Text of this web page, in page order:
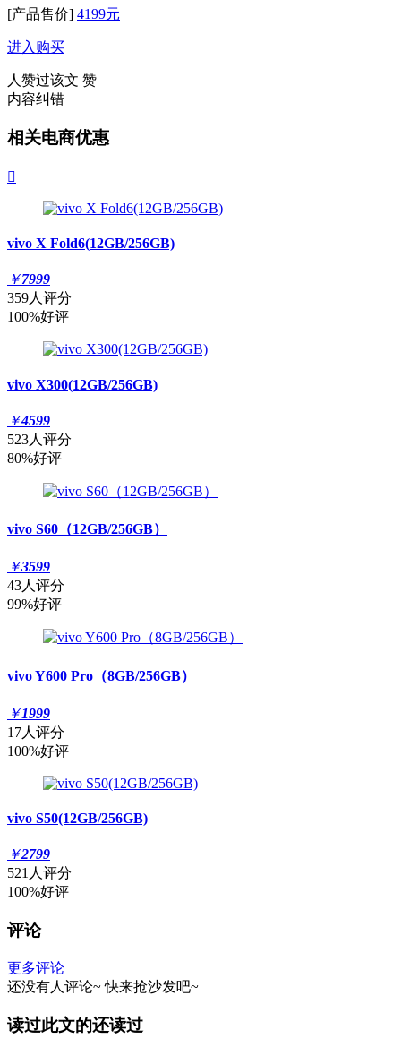
[产品售价] 4199元
进入购买
人赞过该文 赞
内容纠错
相关电商优惠

vivo X Fold6(12GB/256GB)
￥7999
359人评分
100%好评
vivo X300(12GB/256GB)
￥4599
523人评分
80%好评
vivo S60（12GB/256GB）
￥3599
43人评分
99%好评
vivo Y600 Pro（8GB/256GB）
￥1999
17人评分
100%好评
vivo S50(12GB/256GB)
￥2799
521人评分
100%好评
评论
更多评论
还没有人评论~ 快来抢沙发吧~
读过此文的还读过